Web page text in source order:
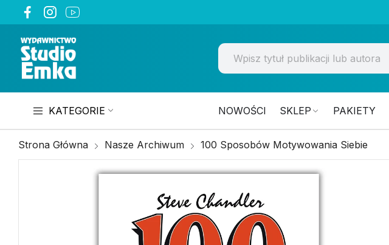
KATEGORIE NOWOŚCI SKLEP PAKIETY
Strona Główna Nasze Archiwum 100 Sposobów Motywowania Siebie